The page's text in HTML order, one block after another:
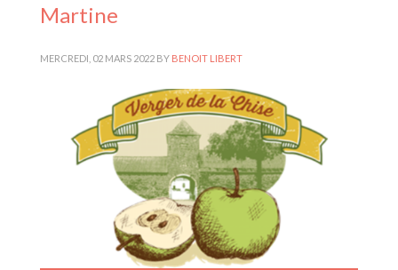
Martine
MERCREDI, 02 MARS 2022 BY BENOIT LIBERT